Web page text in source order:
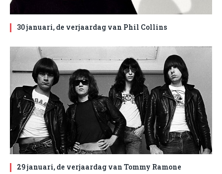
30 januari, de verjaardag van Phil Collins
29 januari, de verjaardag van Tommy Ramone